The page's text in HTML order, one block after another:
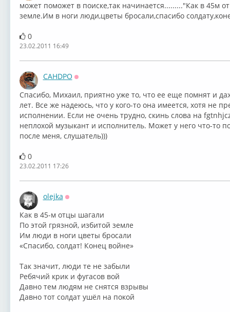
может поможет в поиске,так начинается........."Как в 45м
земле.Им в ноги люди,цветы бросали,спасибо
0
23.02.2011 16:49
CAHDPO
Спасибо, Михаил, приятно уже то, что ее еще помнят и
лет. Все же надеюсь, что у кого-то она имеется, хотя не
исполнении. Если не очень трудно, скинь слова на
неплохой музыкант и исполнитель. Может у него что-то
после меня, слушатель)))
0
23.02.2011 17:26
olejka
Как в 45-м отцы шагали
По этой грязной, избитой земле
Им люди в ноги цветы бросали
«Спасибо, солдат! Конец войне»
Так значит, люди те не забыли
Ребячий крик и фугасов вой
Давно тем людям не снятся взрывы
Давно тот солдат ушёл на покой